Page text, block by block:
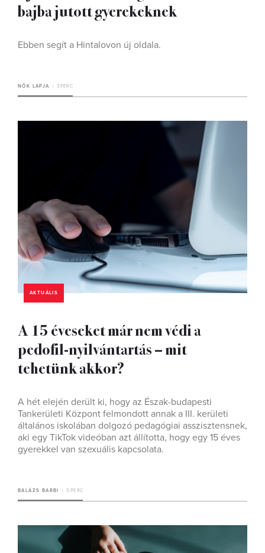
bajba jutott gyerekeknek
Ebben segít a Hintalovon új oldala.
NŐK LAPJA 3 PERC
AKTUÁLIS
A 15 éveseket már nem védi a
pedofil-nyilvántartás – mit
tehetünk akkor?
A hét elején derült ki, hogy az Észak-budapesti
Tankerületi Központ felmondott annak a III. kerületi
általános iskolában dolgozó pedagógiai asszisztensnek,
aki egy TikTok videóban azt állította, hogy egy 15 éves
gyerekkel van szexuális kapcsolata.
BALÁZS BARBI 5 PERC